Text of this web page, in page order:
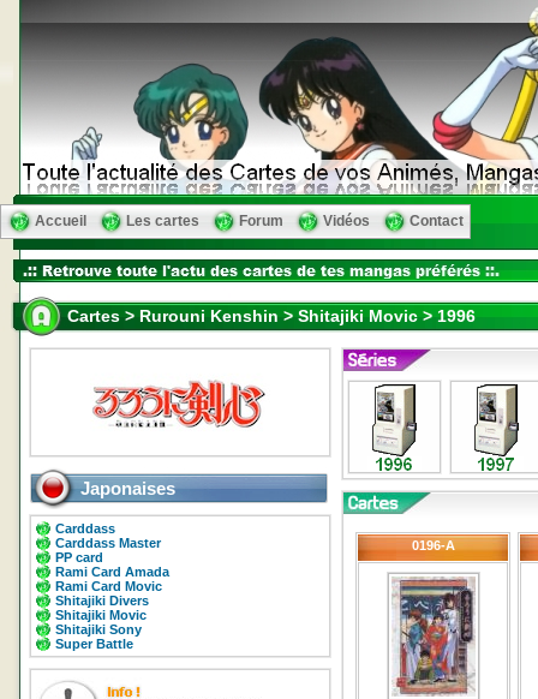
Accueil Les cartes Forum Vidéos Contact
Cartes > Rurouni Kenshin > Shitajiki Movic > 1996
Japonaises
Carddass
Carddass Master
PP card
Rami Card Amada
Rami Card Movic
Shitajiki Divers
Shitajiki Movic
Shitajiki Sony
Super Battle
0196-A